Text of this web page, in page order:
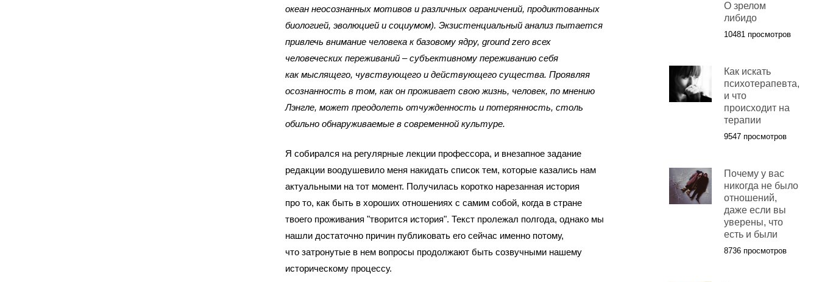
океан неосознанных мотивов и различных ограничений, продиктованных
биологией, эволюцией и социумом). Экзистенциальный анализ пытается
привлечь внимание человека к базовому ядру, ground zero всех
человеческих переживаний – субъективному переживанию себя
как мыслящего, чувствующего и действующего существа. Проявляя
осознанность в том, как он проживает свою жизнь, человек, по мнению
Лэнгле, может преодолеть отчужденность и потерянность, столь
обильно обнаруживаемые в современной культуре.
Я собирался на регулярные лекции профессора, и внезапное задание
редакции воодушевило меня накидать список тем, которые казались нам
актуальными на тот момент. Получилась коротко нарезанная история
про то, как быть в хороших отношениях с самим собой, когда в стране
твоего проживания "творится история". Текст пролежал полгода, однако мы
нашли достаточно причин публиковать его сейчас именно потому,
что затронутые в нем вопросы продолжают быть созвучными нашему
историческому процессу.
О зрелом
либидо
10481 просмотров
Как искать
психотерапевта,
и что
происходит на
терапии
9547 просмотров
Почему у вас
никогда не было
отношений,
даже если вы
уверены, что
есть и были
8736 просмотров